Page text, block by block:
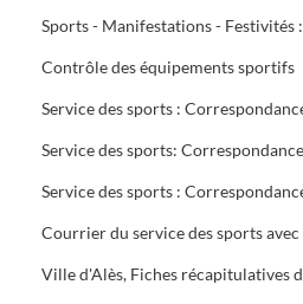
Contrôle des équipements sportifs
Service des sports :
Service des sports:
Courrier du service des sports
Ville d'Alès, Fiches récapitulatives